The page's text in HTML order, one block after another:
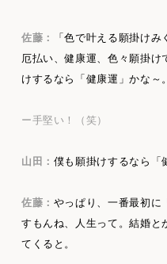
佐藤：
「色で叶える願掛け
厄払い、健康運、色々願掛
けするなら「健康運」かな～。
ー手堅い！（笑）
山田： 僕も願掛けするなら「
佐藤： やっぱり、一番最初に
すもんね、人生って。結婚と
てくると。